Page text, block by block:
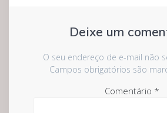
Deixe um
O seu endereço de e-mail não
Campos obrigatórios são
Comentário *